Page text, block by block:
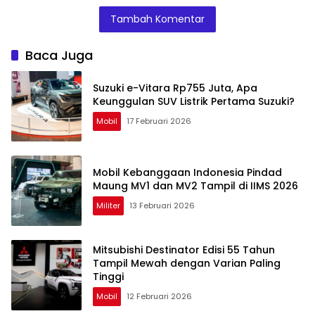
Hemat dan
Hadiah Oli Gratis
atau Masalah?
Tambah Komentar
Baca Juga
Suzuki e-Vitara Rp755 Juta, Apa
Keunggulan SUV Listrik Pertama Suzuki?
Mobil 17 Februari 2026
Mobil Kebanggaan Indonesia Pindad
Maung MV1 dan MV2 Tampil di IIMS 2026
Militer 13 Februari 2026
Mitsubishi Destinator Edisi 55 Tahun
Tampil Mewah dengan Varian Paling
Tinggi
Mobil 12 Februari 2026